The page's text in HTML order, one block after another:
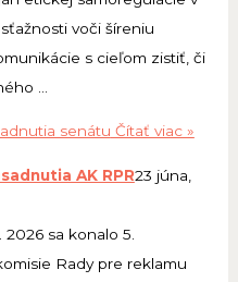
voči šíreniu
s cieľom zistiť, či
…
senátu Čítať viac »
AK RPR23 júna,
2026 sa konalo 5.
Rady pre reklamu